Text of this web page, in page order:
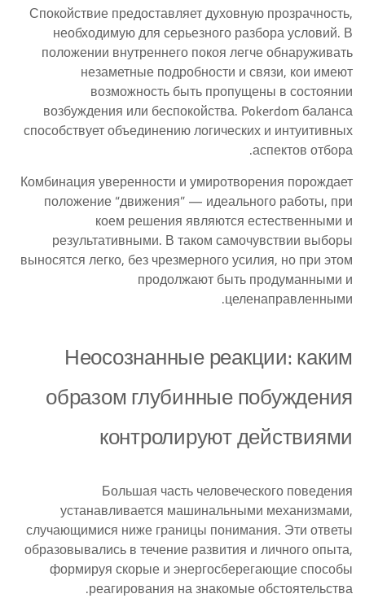
Спокойствие предоставляет духовную прозрачность,
необходимую для серьезного разбора условий. В
положении внутреннего покоя легче обнаруживать
незаметные подробности и связи, кои имеют
возможность быть пропущены в состоянии
возбуждения или беспокойства. Pokerdom баланса
способствует объединению логических и интуитивных
аспектов отбора.
Комбинация уверенности и умиротворения порождает
положение “движения” — идеального работы, при
коем решения являются естественными и
результативными. В таком самочувствии выборы
выносятся легко, без чрезмерного усилия, но при этом
продолжают быть продуманными и
целенаправленными.
Неосознанные реакции: каким
образом глубинные побуждения
контролируют действиями
Большая часть человеческого поведения
устанавливается машинальными механизмами,
случающимися ниже границы понимания. Эти ответы
образовывались в течение развития и личного опыта,
формируя скорые и энергосберегающие способы
реагирования на знакомые обстоятельства.